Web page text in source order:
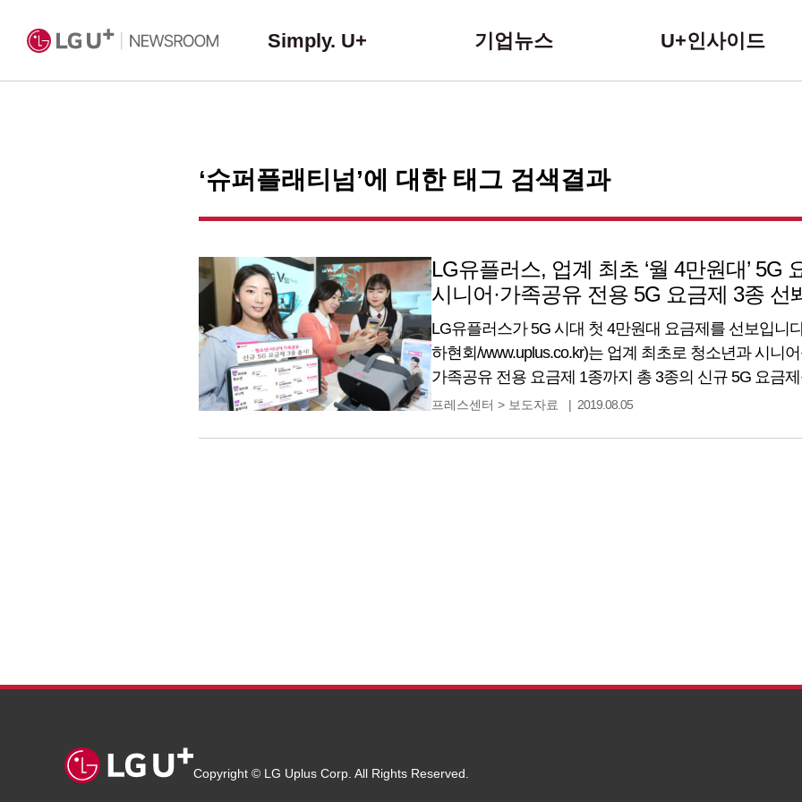
Simply. U+ 기업뉴스 U+인사이드
‘슈퍼플래티넘’에 대한 태그 검색결과
LG유플러스, 업계 최초 ‘월 4만원대’ 5G
시니어·가족공유 전용 5G 요금제 3종 선
LG유플러스가 5G 시대 첫 4만원대 요금제를 선보입니
하현회/www.uplus.co.kr)는 업계 최초로 청소년과 시니
가족공유 전용 요금제 1종까지 총 3종의 신규 5G 요금
밝혔습니다. 업계 최초 청소년·시니어 대상 4만원대 5G
프레스센터 > 보도자료 2019.08.05
Copyright © LG Uplus Corp. All Rights Reserved.